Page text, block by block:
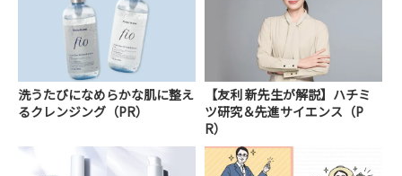
洗うたびになめらかな肌に整え
るクレンジング（PR）
【友利 新先生が解説】ハチミ
ツ研究＆先進サイエンス（P
R）